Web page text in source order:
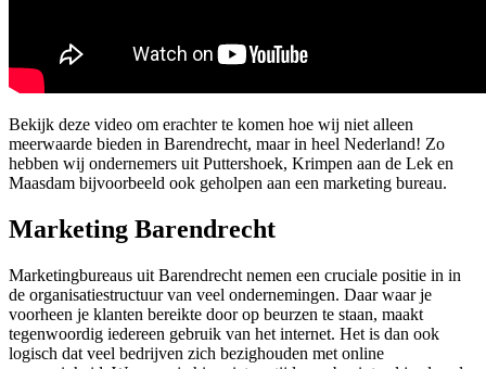
Bekijk deze video om erachter te komen hoe wij niet alleen
meerwaarde bieden in Barendrecht, maar in heel Nederland! Zo
hebben wij ondernemers uit Puttershoek, Krimpen aan de Lek en
Maasdam bijvoorbeeld ook geholpen aan een marketing bureau.
Marketing Barendrecht
Marketingbureaus uit Barendrecht nemen een cruciale positie in in
de organisatiestructuur van veel ondernemingen. Daar waar je
voorheen je klanten bereikte door op beurzen te staan, maakt
tegenwoordig iedereen gebruik van het internet. Het is dan ook
logisch dat veel bedrijven zich bezighouden met online